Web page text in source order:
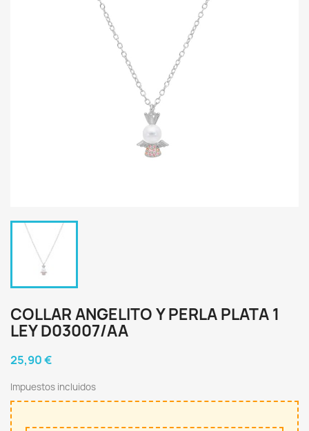
COLLAR ANGELITO Y PERLA PLATA 1
LEY D03007/AA
25,90 €
Impuestos incluidos